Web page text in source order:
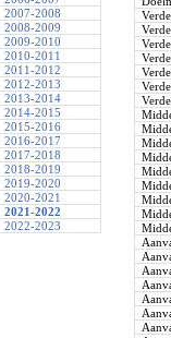
2007-2008
2008-2009
2009-2010
2010-2011
2011-2012
2012-2013
2013-2014
2014-2015
2015-2016
2016-2017
2017-2018
2018-2019
2019-2020
2020-2021
2021-2022
2022-2023